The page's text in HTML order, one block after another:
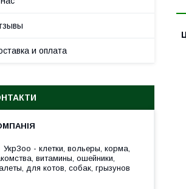
и оплата
УкрЗоо - клетки, вольеры, корма,
витамины, ошейники,
для котов, собак, грызунов